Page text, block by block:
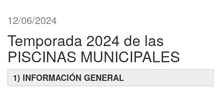
12/06/2024
Temporada 2024 de las
PISCINAS MUNICIPALES
1) INFORMACIÓN GENERAL